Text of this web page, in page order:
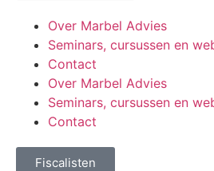
Over Marbel Advies
Seminars, cursussen en
Contact
Over Marbel Advies
Seminars, cursussen en
Contact
Fiscalisten